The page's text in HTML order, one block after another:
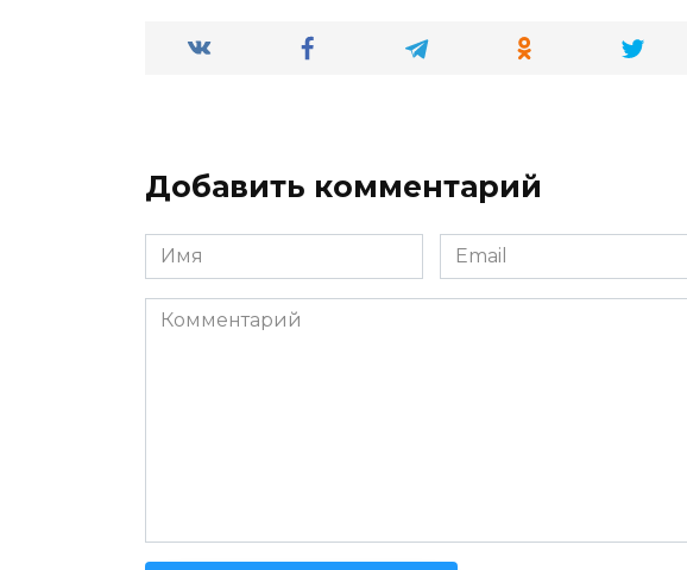
Добавить комментарий
Имя
*
Email
*
Комментарий